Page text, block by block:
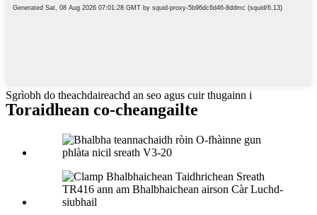
Sgrìobh do theachdaireachd an seo agus cuir thugainn i
Toraidhean co-cheangailte